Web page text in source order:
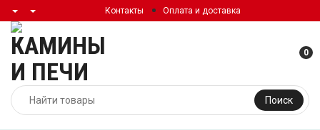
Контакты Оплата и доставка
Поиск
0